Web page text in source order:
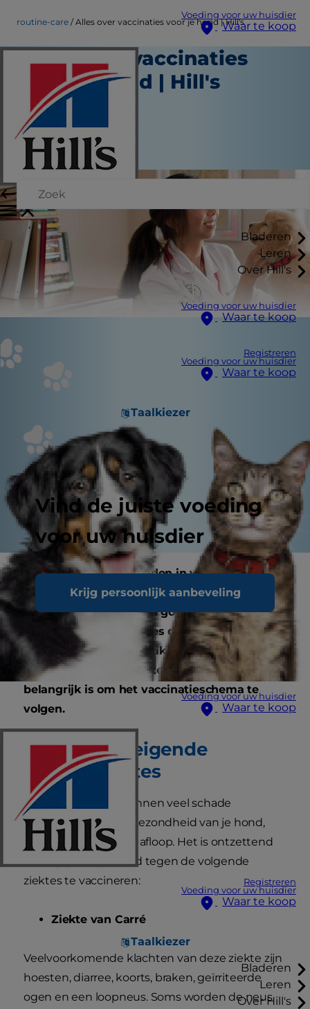
Voeding voor uw huisdier
Waar te koop
Bladeren
Leren
Over Hill's
Voeding voor uw huisdier
Waar te koop
Registreren
Voeding voor uw huisdier
Waar te koop
Taalkiezer
Vind de juiste voeding
voor uw huisdier
Krijg persoonlijk aanbeveling
Voeding voor uw huisdier
Waar te koop
Registreren
Voeding voor uw huisdier
Waar te koop
Taalkiezer
Bladeren
Leren
Over Hill's
routine-care Alles over vaccinaties voor je hond | Hill's
Alles over vaccinaties
voor je hond | Hill's
Routinezorg
Medewerker auteur
|
Augustus 22, 2015
Ziektes komen bij honden in verschillende
gradaties voor, van minder ernstig tot fataal.
Gelukkig kan je je hond goed beschermen
tegen de meeste ziektes door elk jaar op tijd
te vaccineren. In dit artikel vertellen we je
meer over hondenziektes en waarom het zo
belangrijk is om het vaccinatieschema te
volgen.
Levensbedreigende
hondenziektes
Sommige ziektes kunnen veel schade
toebrengen aan de gezondheid van je hond,
soms zelfs met fatale afloop. Het is ontzettend
belangrijk om je hond tegen de volgende
ziektes te vaccineren:
Ziekte van Carré
Veelvoorkomende klachten van deze ziekte zijn
hoesten, diarree, koorts, braken, geïrriteerde
ogen en een loopneus. Soms worden de neus